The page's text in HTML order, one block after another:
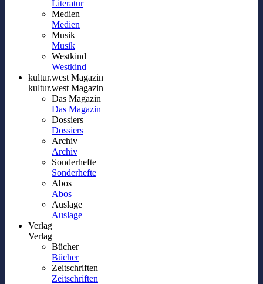
Literatur
Medien
Medien
Musik
Musik
Westkind
Westkind
kultur.west Magazin
kultur.west Magazin
Das Magazin
Das Magazin
Dossiers
Dossiers
Archiv
Archiv
Sonderhefte
Sonderhefte
Abos
Abos
Auslage
Auslage
Verlag
Verlag
Bücher
Bücher
Zeitschriften
Zeitschriften